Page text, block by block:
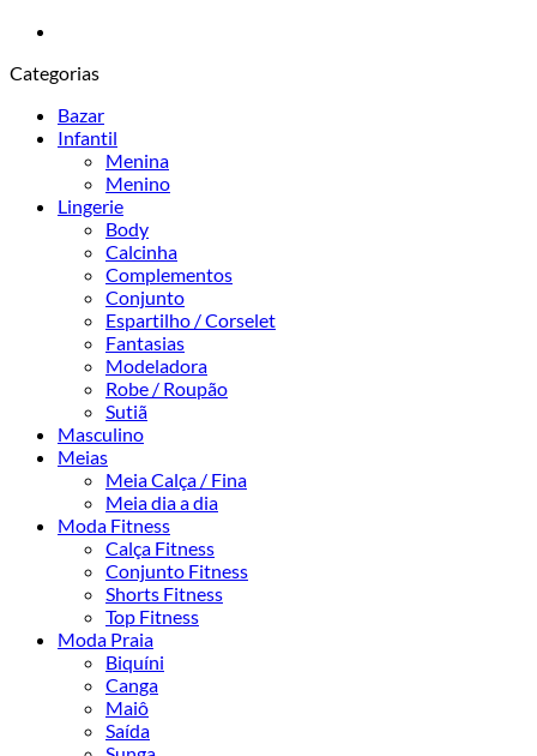
Categorias
Bazar
Infantil
Menina
Menino
Lingerie
Body
Calcinha
Complementos
Conjunto
Espartilho / Corselet
Fantasias
Modeladora
Robe / Roupão
Sutiã
Masculino
Meias
Meia Calça / Fina
Meia dia a dia
Moda Fitness
Calça Fitness
Conjunto Fitness
Shorts Fitness
Top Fitness
Moda Praia
Biquíni
Canga
Maiô
Saída